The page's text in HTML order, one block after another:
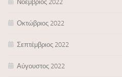
Νοέμβριος 2022
Οκτώβριος 2022
Σεπτέμβριος 2022
Αύγουστος 2022